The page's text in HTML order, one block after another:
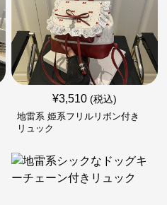
¥3,510 (税込)
地雷系 姫系フリルリボン付き
リュック